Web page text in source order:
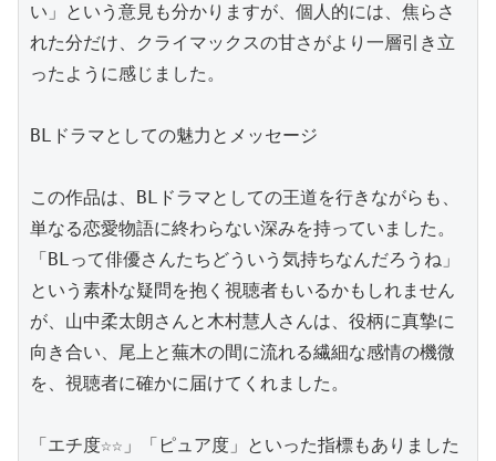
い」という意見も分かりますが、個人的には、焦らさ
れた分だけ、クライマックスの甘さがより一層引き立
ったように感じました。
BLドラマとしての魅力とメッセージ
この作品は、BLドラマとしての王道を行きながらも、
単なる恋愛物語に終わらない深みを持っていました。
「BLって俳優さんたちどういう気持ちなんだろうね」
という素朴な疑問を抱く視聴者もいるかもしれません
が、山中柔太朗さんと木村慧人さんは、役柄に真摯に
向き合い、尾上と蕪木の間に流れる繊細な感情の機微
を、視聴者に確かに届けてくれました。
「エチ度☆☆」「ピュア度」といった指標もありました